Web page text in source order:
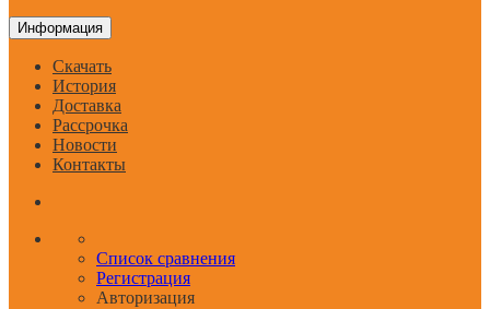
Информация
Скачать
История
Доставка
Рассрочка
Новости
Контакты
Список сравнения
Регистрация
Авторизация